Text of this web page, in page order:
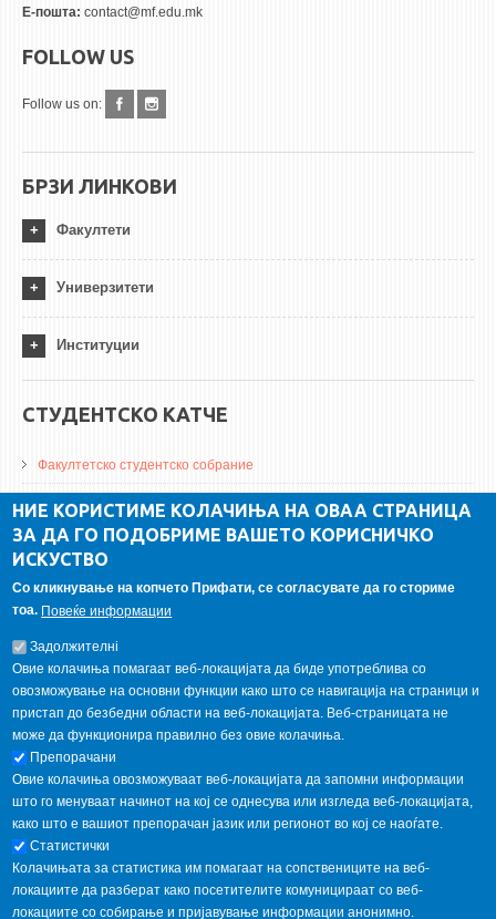
Е-пошта: contact@mf.edu.mk
FOLLOW US
Follow us on:
БРЗИ ЛИНКОВИ
Факултети
Универзитети
Институции
СТУДЕНТСКО КАТЧЕ
Факултетско студентско собрание
ДА Винчи магазин
Алумни асоцијација
ГАЛЕРИЈА
НИЕ КОРИСТИМЕ КОЛАЧИЊА НА ОВАА СТРАНИЦА
ЗА ДА ГО ПОДОБРИМЕ ВАШЕТО КОРИСНИЧКО
ИСКУСТВО
Со кликнување на копчето Прифати, се согласувате да го сториме
тоа. Повеќе информации
Задолжителнi
Овие колачиња помагаат веб-локацијата да биде употреблива со
овозможување на основни функции како што се навигација на страници и
пристап до безбедни области на веб-локацијата. Веб-страницата не
може да функционира правилно без овие колачиња.
Препорачани
Овие колачиња овозможуваат веб-локацијата да запомни информации
што го менуваат начинот на кој се однесува или изгледа веб-локацијата,
како што е вашиот препорачан јазик или регионот во кој се наоѓате.
Статистички
Колачињата за статистика им помагаат на сопствениците на веб-
локациите да разберат како посетителите комуницираат со веб-
локациите со собирање и пријавување информации анонимно.